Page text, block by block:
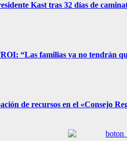
Kast tras 32 días de
“Las familias ya no tendrán
de recursos en el «Consejo